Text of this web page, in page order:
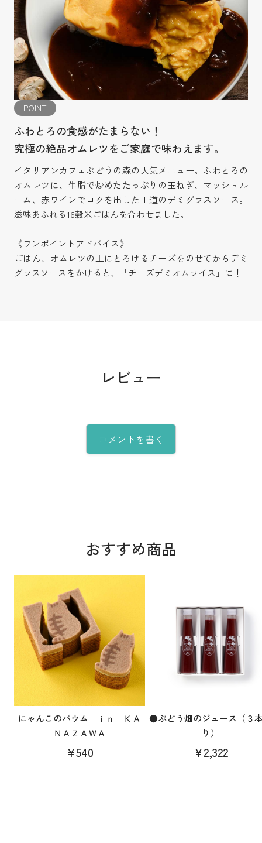
POINT
ふわとろの食感がたまらない！
究極の絶品オムレツをご家庭で味わえます。
イタリアンカフェぶどうの森の人気メニュー。ふわとろの
オムレツに、牛脂で炒めたたっぷりの玉ねぎ、マッシュル
ーム、赤ワインでコクを出した王道のデミグラスソース。
滋味あふれる16穀米ごはんを合わせました。
《ワンポイントアドバイス》
ごはん、オムレツの上にとろけるチーズをのせてからデミ
グラスソースをかけると、「チーズデミオムライス」に！
レビュー
コメントを書く
おすすめ商品
にゃんこのバウム ｉｎ ＫＡ
ＮＡＺＡＷＡ
¥540
●ぶどう畑のジュース（３
り）
¥2,322